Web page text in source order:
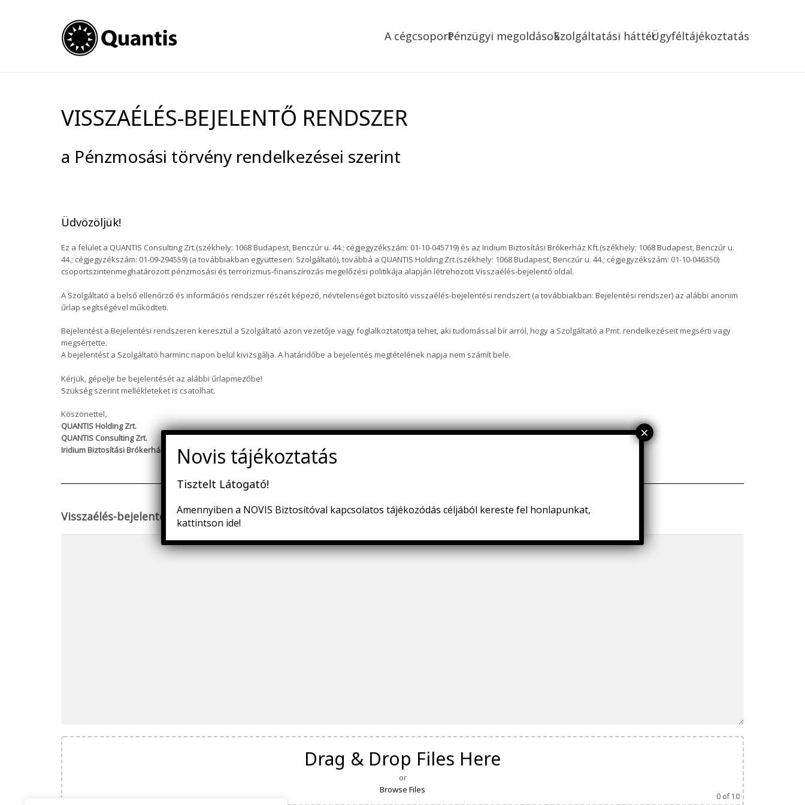
A cégcsoportPénzügyi megoldásokSzolgáltatási háttérÜgyféltájékoztatás
VISSZAÉLÉS-BEJELENTŐ RENDSZER
a Pénzmosási törvény rendelkezései szerint
Üdvözöljük!
Ez a felület a QUANTIS Consulting Zrt.(székhely: 1068 Budapest, Benczúr u. 44.; cégjegyzékszám: 01-10-045719) és az Iridium Biztosítási Brókerház Kft.(székhely: 1068 Budapest, Benczúr u.
44.; cégjegyzékszám: 01-09-294559) (a továbbiakban együttesen: Szolgáltató), továbbá a QUANTIS Holding Zrt.(székhely: 1068 Budapest, Benczúr u. 44.; cégjegyzékszám: 01-10-046350)
csoportszintenmeghatározott pénzmosási és terrorizmus-finanszírozás megelőzési politikája alapján létrehozott Visszaélés-bejelentő oldal.
A Szolgáltató a belső ellenőrző és információs rendszer részét képező, névtelenséget biztosító visszaélés-bejelentési rendszert (a továbbiakban: Bejelentési rendszer) az alábbi anonim
űrlap segítségével működteti.
Bejelentést a Bejelentési rendszeren keresztül a Szolgáltató azon vezetője vagy foglalkoztatottja tehet, aki tudomással bír arról, hogy a Szolgáltató a Pmt. rendelkezéseit megsérti vagy
megsértette.
A bejelentést a Szolgáltató harminc napon belül kivizsgálja. A határidőbe a bejelentés megtételének napja nem számít bele.
Kérjük, gépelje be bejelentését az alábbi űrlapmezőbe!
Szükség szerint mellékleteket is csatolhat.
Köszönettel,
QUANTIS Holding Zrt.
QUANTIS Consulting Zrt.
Iridium Biztosítási Brókerház Kft.
Visszaélés-bejelentés részletes leírása *
Drag & Drop Files Here
or
Browse Files
0 of 10
Tisztelt Látogató!
Amennyiben a NOVIS Biztosítóval kapcsolatos tájékozódás céljából kereste fel honlapunkat,
kattintson ide!